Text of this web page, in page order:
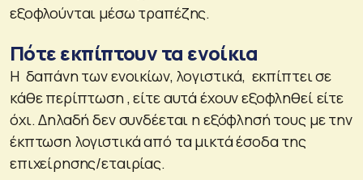
εξοφλούνται μέσω τραπέζης.
Πότε εκπίπτουν τα ενοίκια
Η δαπάνη των ενοικίων, λογιστικά, εκπίπτει σε
κάθε περίπτωση , είτε αυτά έχουν εξοφληθεί είτε
όχι. Δηλαδή δεν συνδέεται η εξόφλησή τους με την
έκπτωση λογιστικά από τα μικτά έσοδα της
επιχείρησης/εταιρίας.